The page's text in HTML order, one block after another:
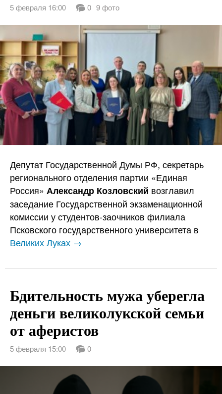
5 февраля 16:00 0 9 фото
Депутат Государственной Думы РФ, секретарь
регионального отделения партии «Единая
Россия» Александр Козловский возглавил
заседание Государственной экзаменационной
комиссии у студентов-заочников филиала
Псковского государственного университета в
Великих Луках →
Бдительность мужа уберегла
деньги великолукской семьи
от аферистов
5 февраля 15:00 0